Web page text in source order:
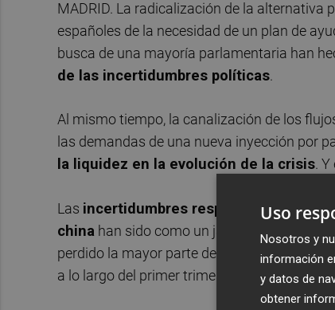
MADRID. La radicalización de la alternativa
españoles de la necesidad de un plan de
busca de una mayoría parlamentaria han
de las incertidumbres políticas.
Al mismo tiempo, la canalización de los
las demandas de una nueva inyección por
la liquidez en la evolución de la crisis.
Las incertidumbres respecto a la
china han sido como un jarro de agua fría
perdido la mayor parte de la superior
a lo largo del primer trimestre.
Uso
Nosotros y
información
y datos de
obtener